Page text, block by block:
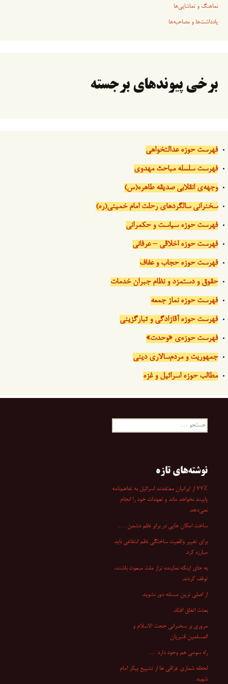
نماهنگ و تماشایی‌ها
یادداشت‌ها و مصاحبه‌ها
برخی پیوندهای برجسته
فهرست حوزه عدالتخواهی
فهرست سلسله مباحث مهدوی
وجهه‌ی انقلابی صدیقه طاهره(س)
سخنرانی سالگردهای رحلت امام خمینی(ره)
فهرست حوزه سیاست و حکمرانی
فهرست حوزه اخلاقی – عرفانی
فهرست حوزه حجاب و عفاف
حقوق و دستمزد و نظام جبران خدمات
فهرست حوزه نماز جمعه
فهرست حوزه آقازادگی و تبارگزینی
فهرست حوزه‌ی «وحدت»
جمهوریت و مردم‌سالاری دینی
مطالب حوزه اسرائیل و غزه
جستجو
نوشته‌های تازه
۷۷٪ از ایرانیان معتقدند اسرائیل به تفاهم‌نامه
پایبند نخواهد ماند و تعهدات خود را انجام
نمی‌دهد.
ساخت امکان هایی در برابر نظم دشمن ….
برای تغییر واقعیت ساختگی نظم انتفاعی باید
مبارزه کرد.
به جای اینکه نماینده تراز ملت مبعوث باشند،
توقف کردند.
از اصلی ترین مسئله دور نشوید.
بعثت اتفاق افتاد.
مروری بر سخنرانی‌ حجت الاسلام و
المسلمین قنبریان
راه سومی هم وجود دارد …
لحظه شماری عراقی ها از تشییع پیکر امام
شهید